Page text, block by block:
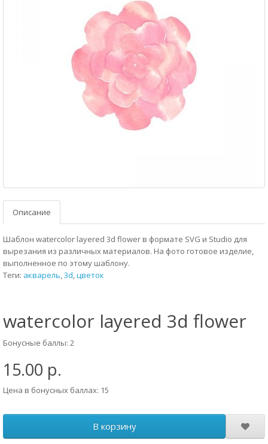
Описание
Шаблон watercolor layered 3d flower в формате SVG и Studio для
вырезания из различных материалов. На фото готовое изделие,
выполненное по этому шаблону.
Теги: акварель,3d,цветок
watercolor layered 3d flower
Бонусные баллы: 2
15.00 р.
Цена в бонусных баллах: 15
В корзину